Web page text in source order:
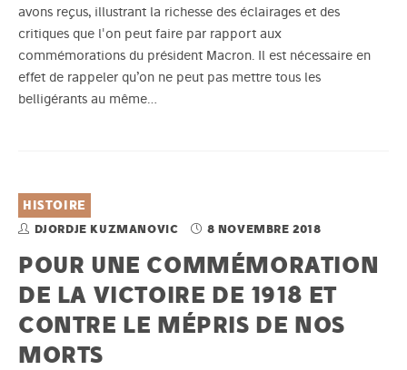
avons reçus, illustrant la richesse des éclairages et des
critiques que l'on peut faire par rapport aux
commémorations du président Macron. Il est nécessaire en
effet de rappeler qu’on ne peut pas mettre tous les
belligérants au même…
HISTOIRE
DJORDJE KUZMANOVIC 8 NOVEMBRE 2018
POUR UNE COMMÉMORATION
DE LA VICTOIRE DE 1918 ET
CONTRE LE MÉPRIS DE NOS
MORTS